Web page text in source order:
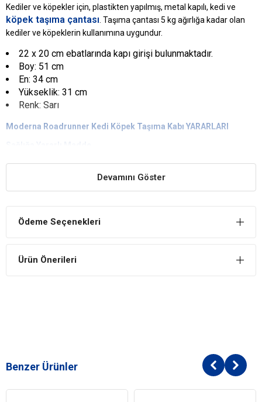
Kediler ve köpekler için, plastikten yapılmış, metal kapılı, kedi ve
köpek taşıma çantası . Taşıma çantası 5 kg ağırlığa kadar olan
kediler ve köpeklerin kullanımına uygundur.
22 x 20 cm ebatlarında kapı girişi bulunmaktadır.
Boy: 51 cm
En: 34 cm
Yükseklik: 31 cm
Renk: Sarı
Moderna Roadrunner Kedi Köpek Taşıma Kabı YARARLARI
Sağlığa zararlı BPA ve toksik madde içermeyen plastikten
Taşıma çantasının yan tarafları hava almaya uygun ızgaralıdır.
Devamını Göster
Ödeme Seçenekleri
Ürün Önerileri
Benzer Ürünler